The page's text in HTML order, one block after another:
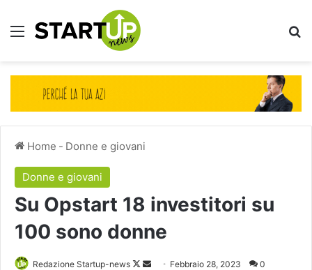
Menu
Home - Donne e giovani
Donne e giovani
Su Opstart 18 investitori su
100 sono donne
Redazione Startup-news
Follow
Invia Febbraio 28, 2023 0